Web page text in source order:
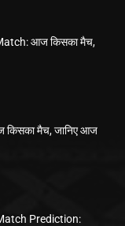
आज किसका मैच,
मैच, जानिए आज
Prediction: